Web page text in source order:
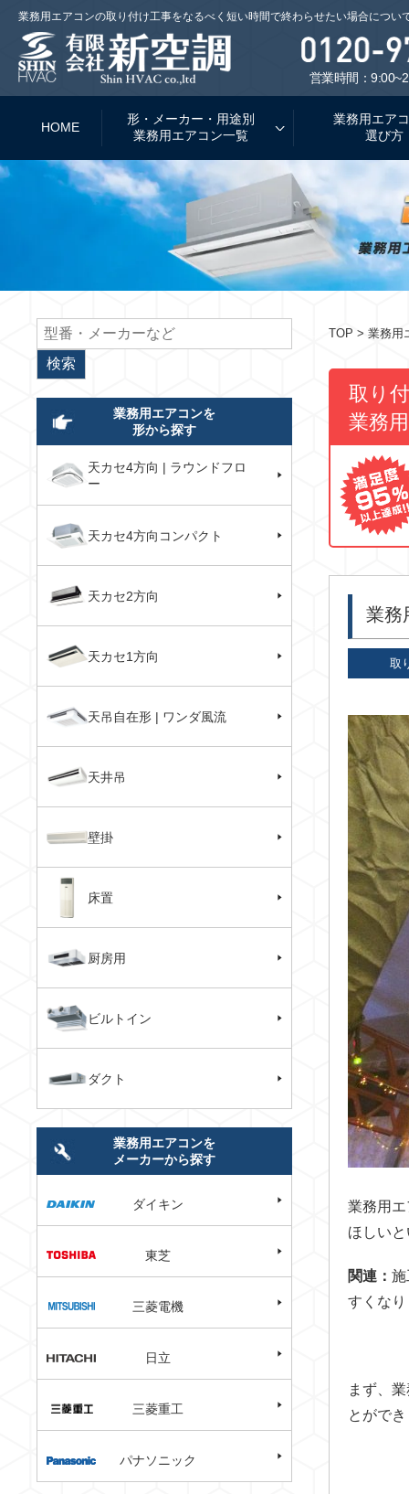
業務用エアコンの取り付け工事をなるべく短い時間で終わらせたい場合につい
営業時間：
HOME
形・メーカー・用途別
業務用エアコン一覧
業務用エア
選び方
TOP > 業務用
取り
業務
業務
取
業務用
ほしい
関連： 施
すくな
まず、
とがで
業務用エアコンを
形から探す
天カセ4方向 | ラウンドフロ
ー
天カセ4方向コンパクト
天カセ2方向
天カセ1方向
天吊自在形 | ワンダ風流
天井吊
壁掛
床置
厨房用
ビルトイン
ダクト
業務用エアコンを
メーカーから探す
ダイキン
東芝
三菱電機
日立
三菱重工
パナソニック